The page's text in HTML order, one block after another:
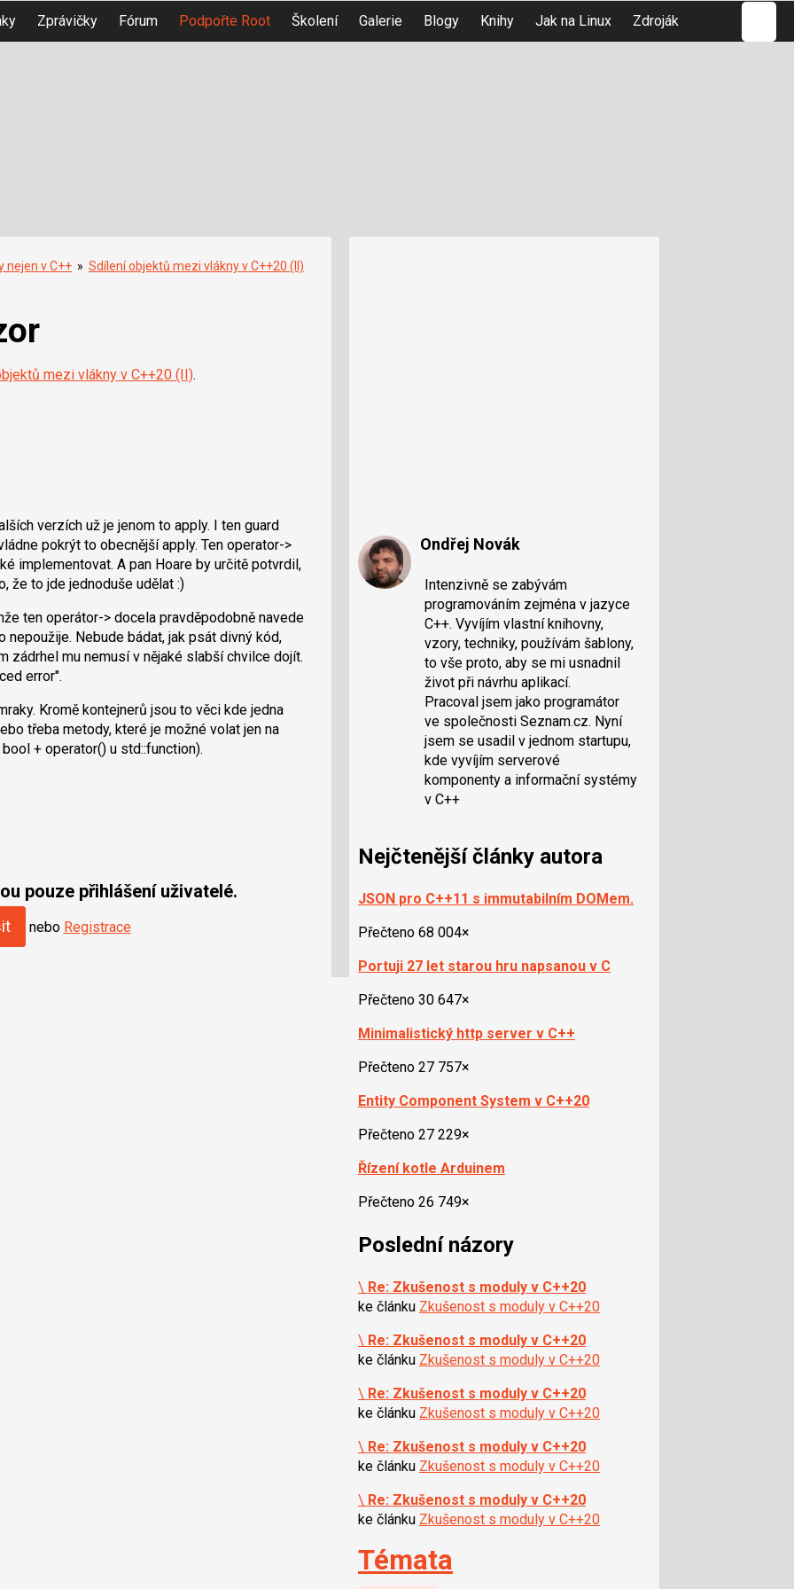
Zprávičky Fórum Podpořte Root Školení Galerie Blogy Knihy Jak na Linux Zdroják
nejen v C++ » Sdílení objektů mezi vlákny v C++20 (II)
mezi vlákny v C++20 (II).
verzích už je jenom to apply. I ten guard
pokrýt to obecnější apply. Ten operator->
implementovat. A pan Hoare by určitě potvrdil,
že to jde jednoduše udělat :)
ten operátor-> docela pravděpodobně navede
nepoužije. Nebude bádat, jak psát divný kód,
zádrhel mu nemusí v nějaké slabší chvilce dojít.
error".
Kromě kontejnerů jsou to věci kde jedna
třeba metody, které je možné volat jen na
+ operator() u std::function).
pouze přihlášení uživatelé.
nebo Registrace
Ondřej Novák
Intenzivně se zabývám
programováním zejména v jazyce
C++. Vyvíjím vlastní knihovny,
vzory, techniky, používám šablony,
to vše proto, aby se mi usnadnil
život při návrhu aplikací.
Pracoval jsem jako programátor
ve společnosti Seznam.cz. Nyní
jsem se usadil v jednom startupu,
kde vyvíjím serverové
komponenty a informační systémy
v C++
Nejčtenější články autora
JSON pro C++11 s immutabilním DOMem.
Přečteno 68 004×
Portuji 27 let starou hru napsanou v C
Přečteno 30 647×
Minimalistický http server v C++
Přečteno 27 757×
Entity Component System v C++20
Přečteno 27 229×
Řízení kotle Arduinem
Přečteno 26 749×
Poslední názory
\ Re: Zkušenost s moduly v C++20
ke článku Zkušenost s moduly v C++20
\ Re: Zkušenost s moduly v C++20
ke článku Zkušenost s moduly v C++20
\ Re: Zkušenost s moduly v C++20
ke článku Zkušenost s moduly v C++20
\ Re: Zkušenost s moduly v C++20
ke článku Zkušenost s moduly v C++20
\ Re: Zkušenost s moduly v C++20
ke článku Zkušenost s moduly v C++20
Témata